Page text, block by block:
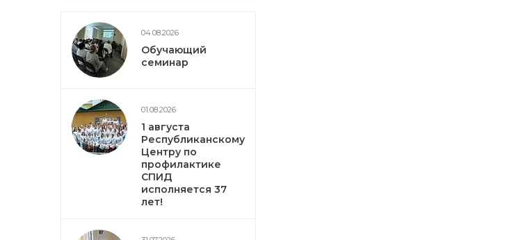
04.08.2026
Обучающий
семинар
01.08.2026
1 августа
Республиканскому
Центру по
профилактике
СПИД
исполняется 37
лет!